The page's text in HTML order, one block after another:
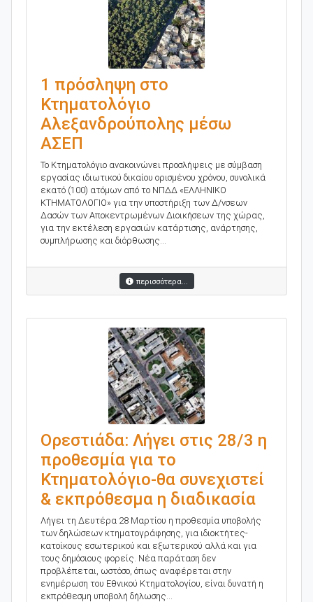
1 πρόσληψη στο
Κτηματολόγιο
Αλεξανδρούπολης μέσω
ΑΣΕΠ
Το Κτηματολόγιο ανακοινώνει προσλήψεις µε σύµβαση
εργασίας ιδιωτικού δικαίου ορισµένου χρόνου, συνολικά
εκατό (100) ατόµων από το ΝΠ∆∆ «ΕΛΛΗΝΙΚΟ
ΚΤΗΜΑΤΟΛΟΓΙΟ» για την υποστήριξη των ∆/νσεων
Δασών των Αποκεντρωµένων ∆ιοικήσεων της χώρας,
για την εκτέλεση εργασιών κατάρτισης, ανάρτησης,
συµπλήρωσης και διόρθωσης...
περισσότερα...
Ορεστιάδα: Λήγει στις 28/3 η
προθεσμία για το
Κτηματολόγιο-θα συνεχιστεί
& εκπρόθεσμα η διαδικασία
Λήγει τη Δευτέρα 28 Μαρτίου η προθεσμία υποβολής
των δηλώσεων κτηματογράφησης, για ιδιοκτήτες-
κατοίκους εσωτερικού και εξωτερικού αλλά και για
τους δημόσιους φορείς. Νέα παράταση δεν
προβλέπεται, ωστόσο, όπως αναφέρεται στην
ενημέρωση του Εθνικού Κτηματολογίου, είναι δυνατή η
εκπρόθεσμη υποβολή δήλωσης...